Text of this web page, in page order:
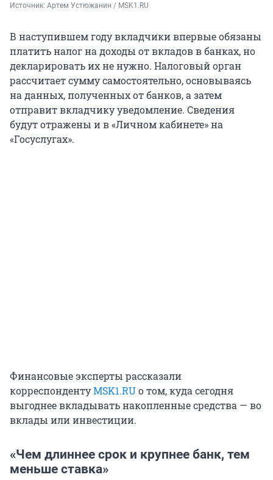
Источник: Артем Устюжанин / MSK1.RU
В наступившем году вкладчики впервые обязаны
платить налог на доходы от вкладов в банках, но
декларировать их не нужно. Налоговый орган
рассчитает сумму самостоятельно, основываясь
на данных, полученных от банков, а затем
отправит вкладчику уведомление. Сведения
будут отражены и в «Личном кабинете» на
«Госуслугах».
Финансовые эксперты рассказали
корреспондентуMSK1.RUо том, куда сегодня
выгоднее вкладывать накопленные средства — во
вклады или инвестиции.
«Чем длиннее срок и крупнее банк, тем
меньше ставка»